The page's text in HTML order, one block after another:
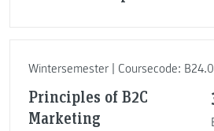
Wintersemester | Coursecode:
Principles of B2C
Marketing